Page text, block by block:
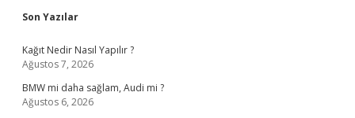
Sidebar
Son Yazılar
Kağıt Nedir Nasıl Yapılır ?
Ağustos 7, 2026
BMW mi daha sağlam, Audi mi ?
Ağustos 6, 2026